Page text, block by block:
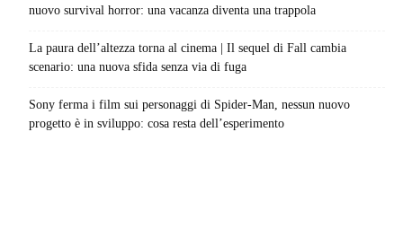
nuovo survival horror: una vacanza diventa una trappola
La paura dell’altezza torna al cinema | Il sequel di Fall cambia
scenario: una nuova sfida senza via di fuga
Sony ferma i film sui personaggi di Spider-Man, nessun nuovo
progetto è in sviluppo: cosa resta dell’esperimento